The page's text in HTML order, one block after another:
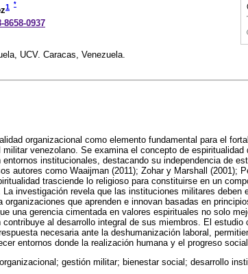
1 *
0937
UCV. Caracas, Venezuela.
organizacional como elemento fundamental para el
venezolano. Se examina el concepto de
institucionales, destacando su independencia de
autores como Waaijman (2011); Zohar y Marshall (2001);
trasciende lo religioso para constituirse en un
investigación revela que las instituciones militares deben
organizaciones que aprenden e innovan basadas en
una gerencia cimentada en valores espirituales no solo
al desarrollo integral de sus miembros. El estudio
necesaria ante la deshumanización laboral,
entornos donde la realización humana y el progreso
gestión militar; bienestar social; desarrollo